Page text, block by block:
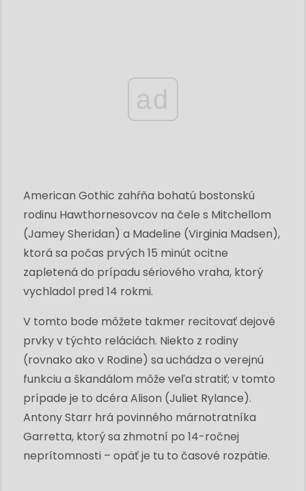
ad
American Gothic zahŕňa bohatú bostonskú
rodinu Hawthornesovcov na čele s Mitchellom
(Jamey Sheridan) a Madeline (Virginia Madsen),
ktorá sa počas prvých 15 minút ocitne
zapletená do prípadu sériového vraha, ktorý
vychladol pred 14 rokmi.
V tomto bode môžete takmer recitovať dejové
prvky v týchto reláciách. Niekto z rodiny
(rovnako ako v Rodine) sa uchádza o verejnú
funkciu a škandálom môže veľa stratiť; v tomto
prípade je to dcéra Alison (Juliet Rylance).
Antony Starr hrá povinného márnotratníka
Garretta, ktorý sa zhmotní po 14-ročnej
neprítomnosti – opäť je tu to časové rozpätie.